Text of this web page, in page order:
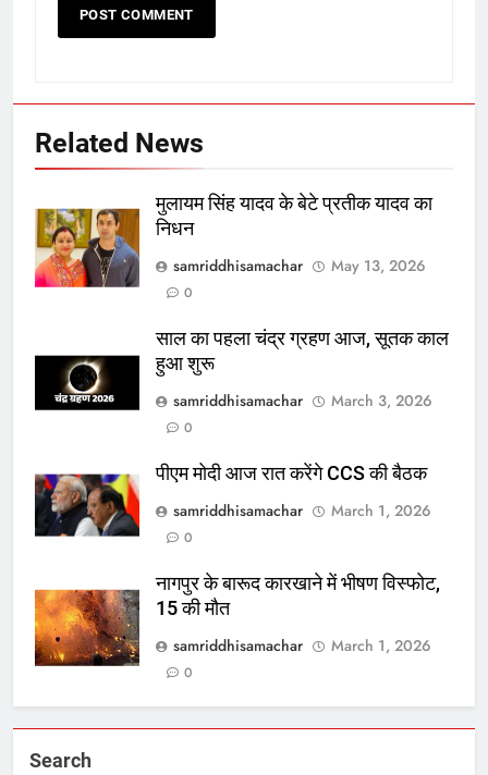
Related News
मुलायम सिंह यादव के बेटे प्रतीक यादव का
निधन
samriddhisamachar
May 13, 2026
0
साल का पहला चंद्र ग्रहण आज, सूतक काल
हुआ शुरू
samriddhisamachar
March 3, 2026
0
पीएम मोदी आज रात करेंगे CCS की बैठक
samriddhisamachar
March 1, 2026
0
नागपुर के बारूद कारखाने में भीषण विस्फोट,
15 की मौत
samriddhisamachar
March 1, 2026
0
Search